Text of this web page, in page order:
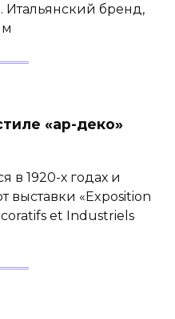
Итальянский бренд,
«ар-деко»
в 1920-х годах и
выставки «Exposition
et Industriels